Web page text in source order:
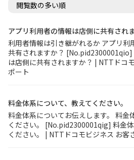
アプリ利用者の情報は店側に共有され
利用者情報は引き継がれるか アプリ利
共有されますか？ [No.pid2300001qio]
は店側に共有されますか？ | NTTドコ
ポート
料金体系について、教えてください。
料金体系についてお伝えします。 料金
ください。 [No.pid2300001qig] 料金
ください。 | NTTドコモビジネス お客